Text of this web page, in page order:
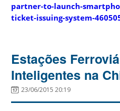
partner-to-launch-
ticket-issuing-system-
Estações
Inteligentes na
23/06/2015 20:19